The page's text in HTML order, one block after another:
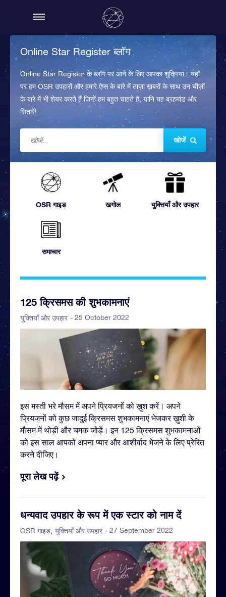
Online Star Register ब्लॉग
Online Star Register के ब्लॉग पर आने के लिए आपका शुक्रिया। यहाँ
पर हम OSR उपहारों और हमारे ऐप्स के बारे में ताज़ा ख़बरों के साथ उन चीज़ों
के बारे में भी शेयर करते हैं जिन्हें हम बहुत चाहते हैं, यानि यह ब्रहमांड और
सितारें!
खोजें
OSR गाइड खगोल युक्तियाँ और उपहार
समाचार
125 क्रिसमस की शुभकामनाएं
युक्तियाँ और उपहार - 25 October 2022
इस मस्ती भरे मौसम में अपने प्रियजनों को ख़ुश करें। अपने
प्रियजनों को कुछ जादुई क्रिसमस शुभकामनाएं भेजकर ख़ुशी के
मौसम में थोड़ी और चमक जोड़ें। इन 125 क्रिसमस शुभकामनाओं
को इस साल आपको अपना प्यार और आशीर्वाद भेजने के लिए प्रेरित
करने दीजिए।
पूरा लेख पढ़ें
धन्यवाद उपहार के रूप में एक स्टार को नाम दें
OSR गाइड युक्तियाँ और उपहार - 27 September 2022